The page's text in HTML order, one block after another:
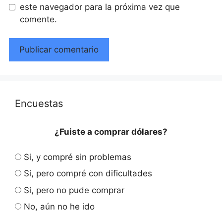
este navegador para la próxima vez que
comente.
Encuestas
¿Fuiste a comprar dólares?
Si, y compré sin problemas
Si, pero compré con dificultades
Si, pero no pude comprar
No, aún no he ido